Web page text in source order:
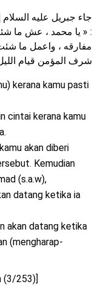
جاء جبريل عليه
: « يا محمد ، عش ما
مفارقه ، واعمل ما
شرف المؤمن قيام
kerana kamu pasti
cintai kerana kamu
akan diberi
Kemudian
(s.a.w),
datang ketika ia
akan datang ketika
(mengharap-
(3/253)]